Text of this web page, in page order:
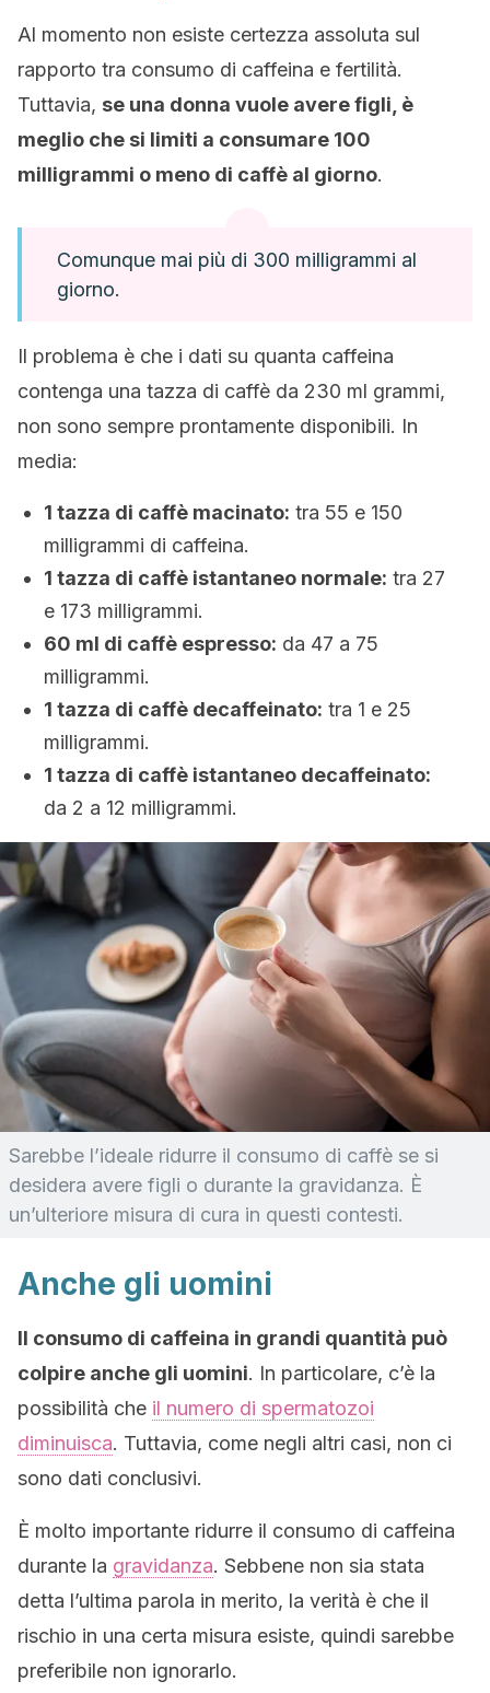
Al momento non esiste certezza assoluta sul
rapporto tra consumo di caffeina e fertilità.
Tuttavia, se una donna vuole avere figli, è
meglio che si limiti a consumare 100
milligrammi o meno di caffè al giorno.
Comunque mai più di 300 milligrammi al
giorno.
Il problema è che i dati su quanta caffeina
contenga una tazza di caffè da 230 ml grammi,
non sono sempre prontamente disponibili. In
media:
1 tazza di caffè macinato: tra 55 e 150
milligrammi di caffeina.
1 tazza di caffè istantaneo normale: tra 27
e 173 milligrammi.
60 ml di caffè espresso: da 47 a 75
milligrammi.
1 tazza di caffè decaffeinato: tra 1 e 25
milligrammi.
1 tazza di caffè istantaneo decaffeinato:
da 2 a 12 milligrammi.
Sarebbe l’ideale ridurre il consumo di caffè se si
desidera avere figli o durante la gravidanza. È
un’ulteriore misura di cura in questi contesti.
Anche gli uomini
Il consumo di caffeina in grandi quantità può
colpire anche gli uomini. In particolare, c’è la
possibilità che il numero di spermatozoi
diminuisca. Tuttavia, come negli altri casi, non ci
sono dati conclusivi.
È molto importante ridurre il consumo di caffeina
durante la gravidanza. Sebbene non sia stata
detta l’ultima parola in merito, la verità è che il
rischio in una certa misura esiste, quindi sarebbe
preferibile non ignorarlo.